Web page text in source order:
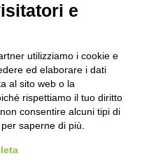
e
utilizziamo i cookie e
ed elaborare i dati
al sito web o la
rispettiamo il tuo diritto
consentire alcuni tipi di
saperne di più.